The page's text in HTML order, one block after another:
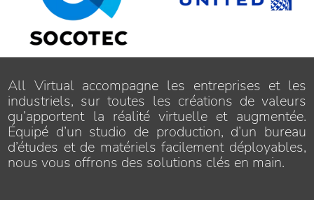
All Virtual accompagne les entreprises et les
industriels, sur toutes les créations de valeurs
qu’apportent la réalité virtuelle et augmentée.
Équipé d’un studio de production, d’un bureau
d’études et de matériels facilement déployables,
nous vous offrons des solutions clés en main.